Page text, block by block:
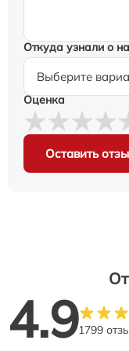
Откуда узнали о
Оценка
Оставить
4.91799